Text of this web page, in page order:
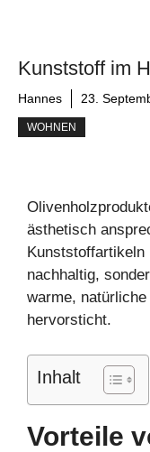
Kunststoff im
Hannes 23.
WOHNEN
ästhetisch
nachhaltig,
warme,
hervorsticht.
Inhalt
Vorteile